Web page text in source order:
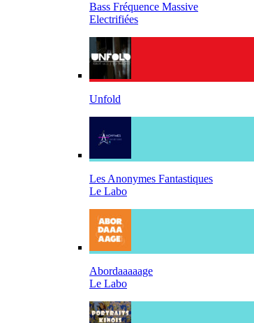
Bass Fréquence Massive
Electrifiées
Unfold
Les Anonymes Fantastiques
Le Labo
Abordaaaaage
Le Labo